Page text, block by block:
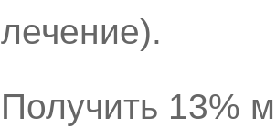
лечение).
Получить 13%